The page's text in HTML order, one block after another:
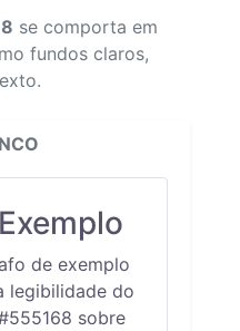
se comporta em
fundos claros,
de exemplo
legibilidade do
sobre